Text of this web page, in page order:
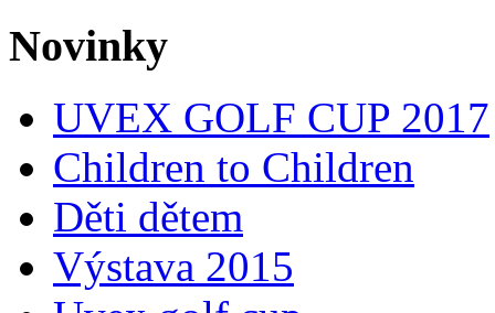
Novinky
UVEX GOLF CUP 2017
Children to Children
Děti dětem
Výstava 2015